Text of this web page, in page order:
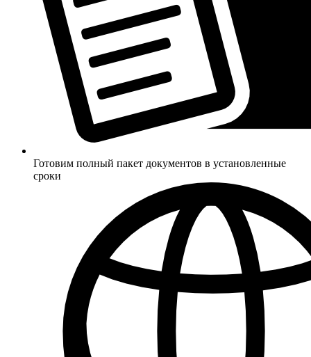
Готовим полный пакет документов в установленные
сроки